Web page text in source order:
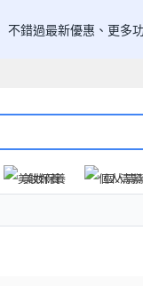
不錯過最新優惠、更多
美妝保養 個人清